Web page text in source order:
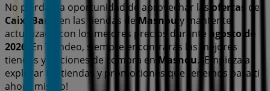
No pierdas la oportunidad de aprovechar las ofertas de
CaixaBank
en las tiendas de Masnou y mantente
actualizado con los mejores precios durante agosto de
2026
. En Tiendeo, siempre encontrarás las mejores
tiendas y opciones de compra en Masnou. ¡Empieza a
explorar las tiendas y promociones que tenemos para ti
ahora mismo!